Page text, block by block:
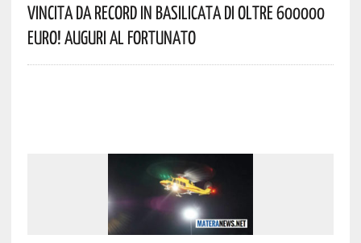
Vincita Da Record In Basilicata Di Oltre 600000
Euro! Auguri Al Fortunato